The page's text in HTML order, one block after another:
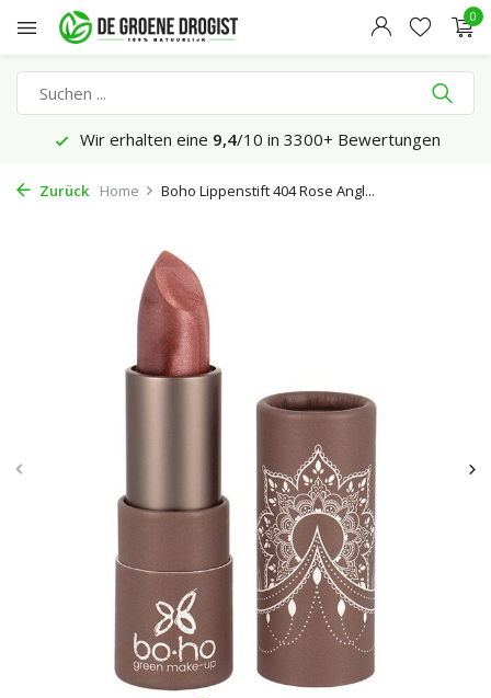
0
Wir erhalten eine 9,4/10 in 3300+ Bewertungen
Zurück Home Boho Lippenstift 404 Rose Angl...